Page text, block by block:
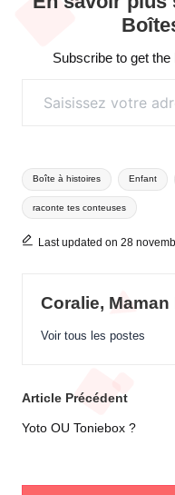
Subscribe to get
Tags:
Boîte à histoires Enfant
raconte tes conteuses
Last updated on 28
Coralie,
Voir tous les postes
Post
navigation
Article Précédent
Yoto OU Toniebox ?